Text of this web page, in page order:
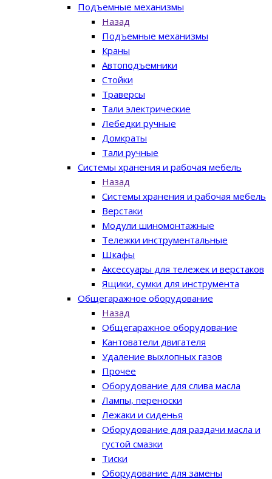
Подъемные механизмы
Назад
Подъемные механизмы
Краны
Автоподъемники
Стойки
Траверсы
Тали электрические
Лебедки ручные
Домкраты
Тали ручные
Системы хранения и рабочая мебель
Назад
Системы хранения и рабочая мебель
Верстаки
Модули шиномонтажные
Тележки инструментальные
Шкафы
Аксессуары для тележек и верстаков
Ящики, сумки для инструмента
Общегаражное оборудование
Назад
Общегаражное оборудование
Кантователи двигателя
Удаление выхлопных газов
Прочее
Оборудование для слива масла
Лампы, переноски
Лежаки и сиденья
Оборудование для раздачи масла и
густой смазки
Тиски
Оборудование для замены